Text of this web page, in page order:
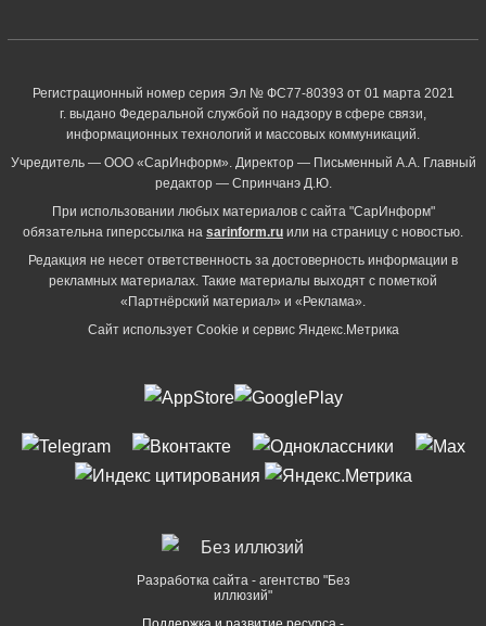
Регистрационный номер серия Эл № ФС77-80393 от 01 марта 2021
г. выдано Федеральной службой по надзору в сфере связи,
информационных технологий и массовых коммуникаций.
Учредитель — ООО «СарИнформ». Директор — Письменный А.А. Главный
редактор — Спринчанэ Д.Ю.
При использовании любых материалов с сайта "СарИнформ"
обязательна гиперссылка на sarinform.ru или на страницу с новостью.
Редакция не несет ответственность за достоверность информации в
рекламных материалах. Такие материалы выходят с пометкой
«Партнёрский материал» и «Реклама».
Сайт использует Cookie и сервиc Яндекс.Метрика
Разработка сайта - агентство "Без
иллюзий"